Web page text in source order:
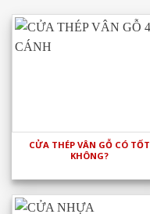
CỬA THÉP VÂN GỖ CÓ TỐT
KHÔNG?